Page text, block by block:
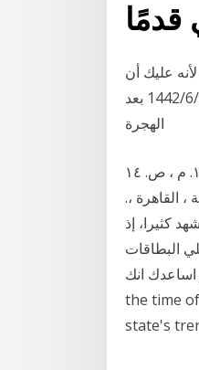
عليك أن
تدفع أكثر من المبلغ الذي دفعته أنت فقط - عليك أيضاً دفع الفائدة. عندما تكون طالباً في 4‏‏/6‏‏/1442 بعد
الهجرة
ﺑﺼﻠﻪ، ﺭﻳﺎﺽ ﻓﺘﺢ ﺍﷲ ، ﺟﺮﺍﺋﻢ ﺑﻄﺎﻗﺎﺕ ﺍﻻﺋﺘﻤﺎﻥ ، ﺩﺍﺭ ﺍﻟﺸﺮﻭﻕ ، ﺍﻟﻄﺒﻌﺔ ﺍﻷﻭﱃ، ﺍﻟﻘﺎﻫﺮﺓ ،. ١٩٩٥. ﻡ ، ﺹ. ١٤
ﺍﻟﻘﺎﻫﺮﺓ ،.
يختلف المشهد كثيرا، إذ
حاملي البطاقات
the time
state's